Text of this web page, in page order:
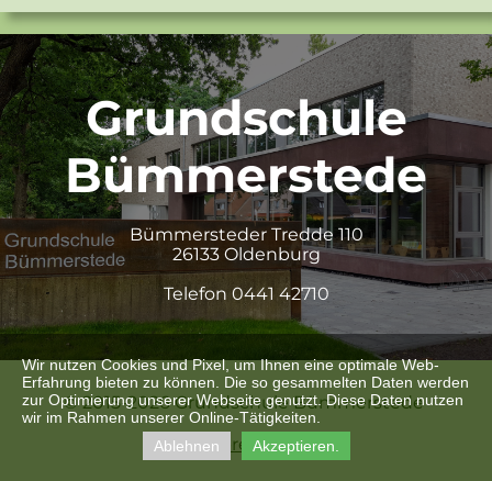
Grundschule
Bümmerstede
Bümmersteder Tredde 110
26133 Oldenburg
Telefon 0441 42710
© 2015-2026 Grundschule Bümmerstede
Impressum
Wir nutzen Cookies und Pixel, um Ihnen eine optimale Web-
Erfahrung bieten zu können. Die so gesammelten Daten werden
zur Optimierung unserer Webseite genutzt. Diese Daten nutzen
wir im Rahmen unserer Online-Tätigkeiten.
Ablehnen
Akzeptieren.